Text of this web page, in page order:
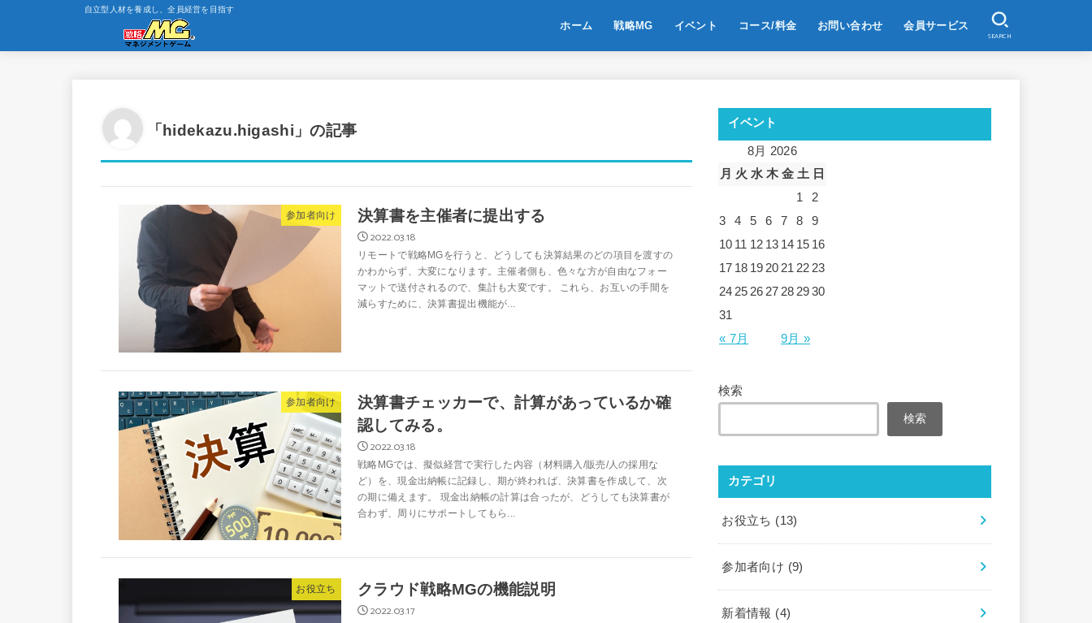
自立型人材を養成し、全員経営を目指す
ホーム 戦略MG イベント コース/料金 お問い合わせ 会員サービス
SEARCH
「hidekazu.higashi」の記事
参加者向け
決算書を主催者に提出する
2022.03.18
リモートで戦略MGを行うと、どうしても決算結果のどの項目を渡すの
かわからず、大変になります。主催者側も、色々な方が自由なフォー
マットで送付されるので、集計も大変です。 これら、お互いの手間を
減らすために、決算書提出機能が...
参加者向け
決算書チェッカーで、計算があっているか確
認してみる。
2022.03.18
戦略MGでは、擬似経営で実行した内容（材料購入/販売/人の採用な
ど）を、現金出納帳に記録し、期が終われば、決算書を作成して、次
の期に備えます。 現金出納帳の計算は合ったが、どうしても決算書が
合わず、周りにサポートしてもら...
お役立ち
クラウド戦略MGの機能説明
2022.03.17
イベント
8月 2026
月 火 水 木 金 土 日
1
2
3
4 5 6 7 8
9
10 11 12 13 14 15 16
17 18 19 20 21 22 23
24 25 26 27 28 2930
31
« 7月
9月 »
検索
検索
カテゴリ
お役立ち (13)
参加者向け (9)
新着情報 (4)